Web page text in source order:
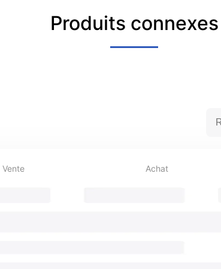
Produits connexes
Vente Achat